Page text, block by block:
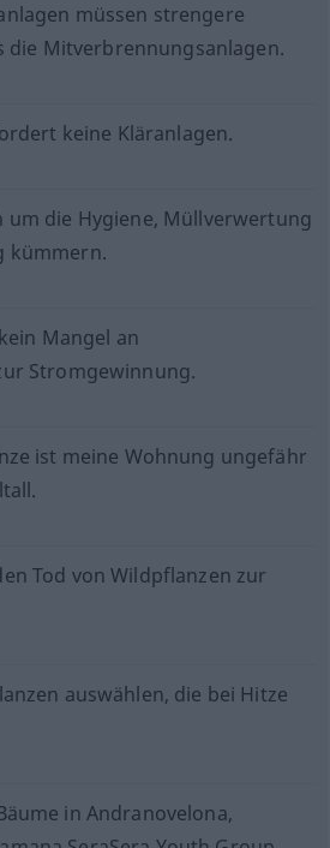
müssen strengere
die Mitverbrennungsanlagen.
keine Kläranlagen.
um die Hygiene, Müllverwertung
kümmern.
Mangel an
Stromgewinnung.
ist meine Wohnung ungefähr
Tod von Wildpflanzen zur
auswählen, die bei Hitze
in Andranovelona,